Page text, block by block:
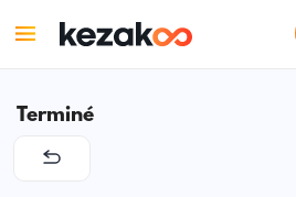
Terminé